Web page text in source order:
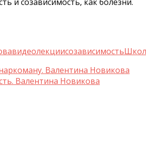
и созависимость, как болезни.
видеолекциисозависимость
Валентина Новикова
Валентина Новикова